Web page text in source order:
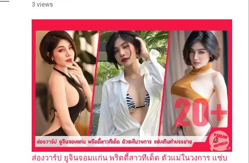
3 views
ส่องวาร์ป ยูจินจอมแก่น พริตตี้สาวทีเด็ด ตัวแม่ในวงการ แซ่บ